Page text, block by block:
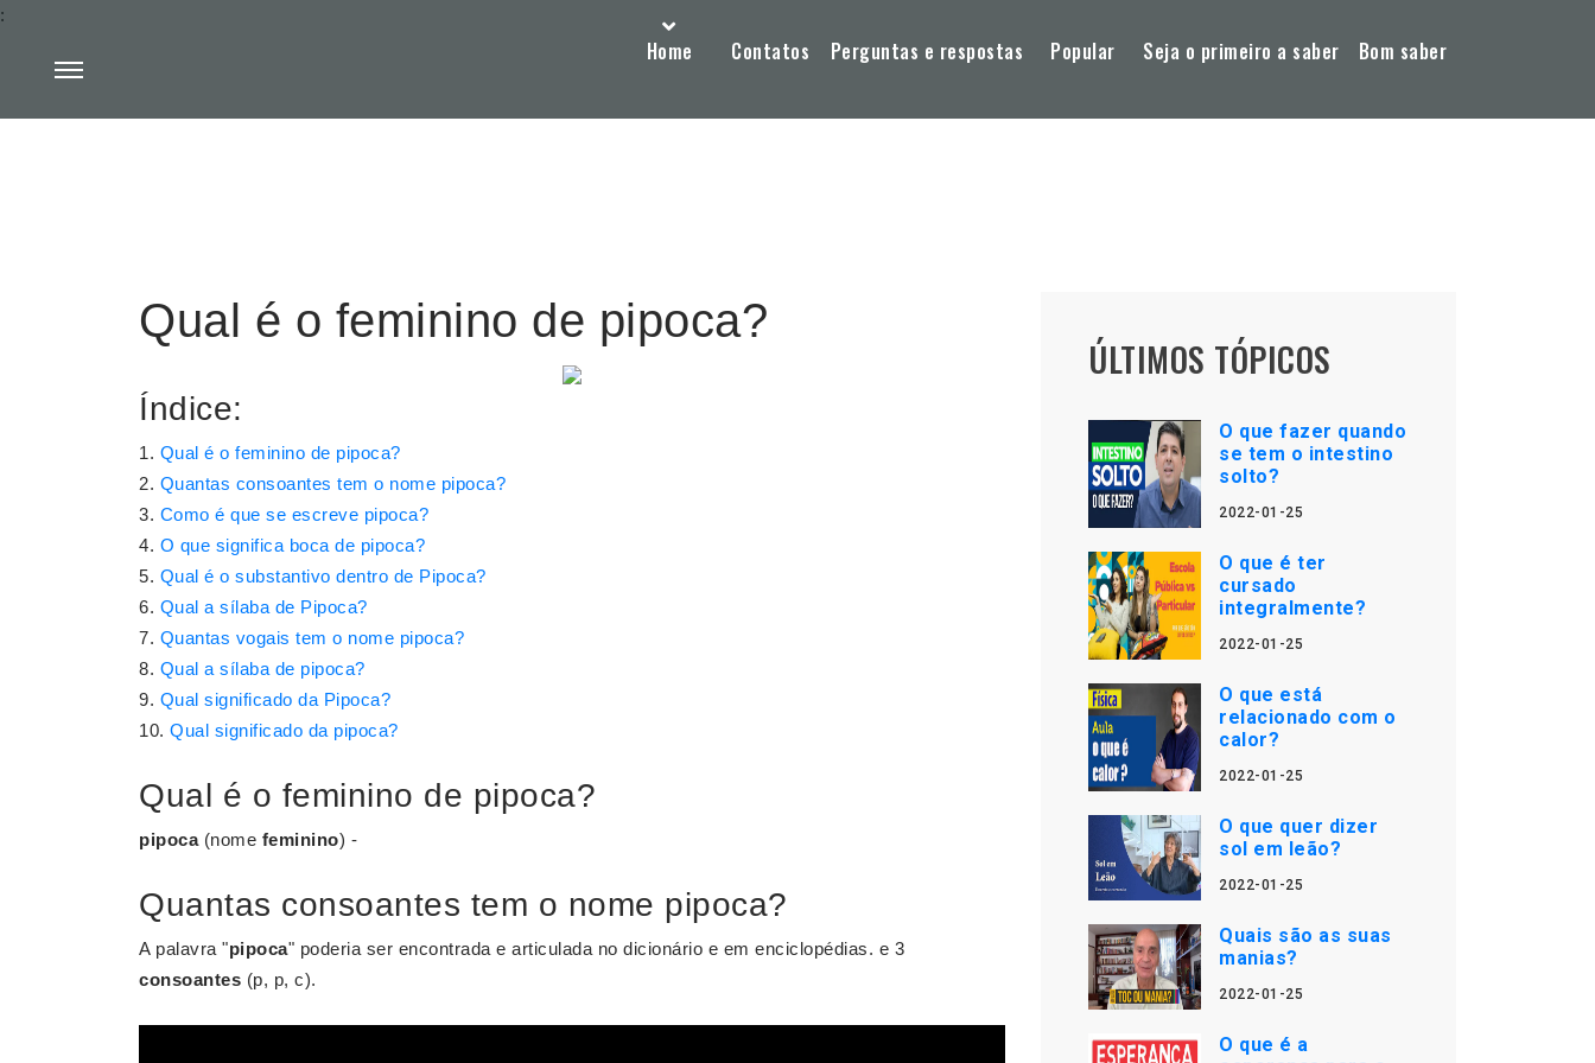
Home Contatos Perguntas e respostas Popular Seja o primeiro a saber Bom saber
:
Qual é o feminino de pipoca?
Índice:
Qual é o feminino de pipoca?
Quantas consoantes tem o nome pipoca?
Como é que se escreve pipoca?
O que significa boca de pipoca?
Qual é o substantivo dentro de Pipoca?
Qual a sílaba de Pipoca?
Quantas vogais tem o nome pipoca?
Qual a sílaba de pipoca?
Qual significado da Pipoca?
Qual significado da pipoca?
Qual é o feminino de pipoca?
pipoca(nome feminino) -
Quantas consoantes tem o nome pipoca?
A palavra "pipoca" poderia ser encontrada e articulada no dicionário e em enciclopédias. e 3
consoantes (p, p, c).
ÚLTIMOS TÓPICOS
O que fazer quando
se tem o intestino
solto?
2022-01-25
O que é ter
cursado
integralmente?
2022-01-25
O que está
relacionado com o
calor?
2022-01-25
O que quer dizer
sol em leão?
2022-01-25
Quais são as suas
manias?
2022-01-25
O que é a